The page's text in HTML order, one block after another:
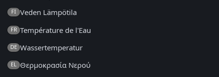
FI Veden Lämpötila
FR Température de l'Eau
DE Wassertemperatur
EL Θερμοκρασία Νερού